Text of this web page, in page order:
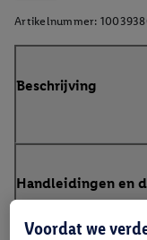
Artikelnummer:
Beschrijving
Handleidingen en
Voordat we